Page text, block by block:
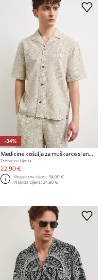
-34%
Medicine košulja za muškarce s lanom
Trenutna cijena:
22,90 €
Regularna cijena:34,90 €
Najniža cijena:34,90 €